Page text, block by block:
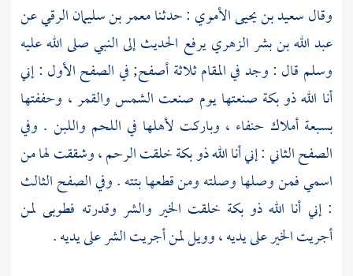
وقالسعيد بن يحيى الأموي : حدثنامعمر بن سليمان الرقيعن
عبد الله بن بشر الزهرييرفع الحديث إلى النبي صلى الله عليه
وسلم قال : وجد في المقام ثلاثة أصفح; في الصفح الأول : إني
أنا الله ذو بكة صنعتها يوم صنعت الشمس والقمر ، وحففتها
بسبعة أملاك حنفاء ، وباركت لأهلها في اللحم واللبن . وفي
الصفح الثاني : إني أنا الله ذو بكة خلقت الرحم ، وشققت لها من
اسمي فمن وصلها وصلته ومن قطعها بتته . وفي الصفح الثالث
: إني أنا الله ذو بكة خلقت الخير والشر وقدرته فطوبى لمن
أجريت الخير على يديه ، وويل لمن أجريت الشر على يديه .